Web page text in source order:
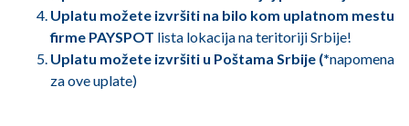
Uplatu možete izvršiti na bilo kom uplatnom mestu
firme PAYSPOT lista lokacija na teritoriji Srbije!
Uplatu možete izvršiti u Poštama Srbije (*napomena
za ove uplate)